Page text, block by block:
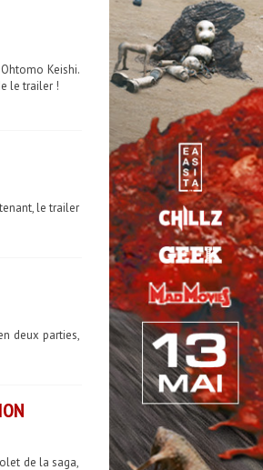
Keishi.
le trailer !
le trailer
deux parties,
de la saga,